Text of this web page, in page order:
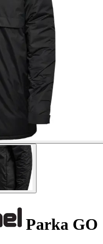
Parka GO